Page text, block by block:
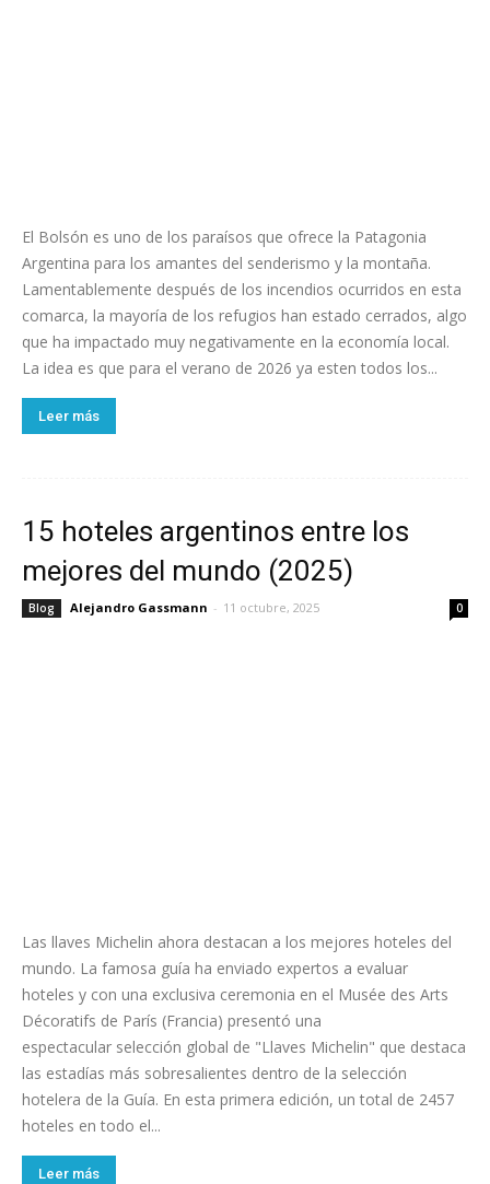
El Bolsón es uno de los paraísos que ofrece la Patagonia
Argentina para los amantes del senderismo y la montaña.
Lamentablemente después de los incendios ocurridos en esta
comarca, la mayoría de los refugios han estado cerrados, algo
que ha impactado muy negativamente en la economía local.
La idea es que para el verano de 2026 ya esten todos los...
Leer más
15 hoteles argentinos entre los
mejores del mundo (2025)
Blog Alejandro Gassmann - 11 octubre, 2025 0
Las llaves Michelin ahora destacan a los mejores hoteles del
mundo. La famosa guía ha enviado expertos a evaluar
hoteles y con una exclusiva ceremonia en el Musée des Arts
Décoratifs de París (Francia) presentó una
espectacular selección global de "Llaves Michelin" que destaca
las estadías más sobresalientes dentro de la selección
hotelera de la Guía. En esta primera edición, un total de 2457
hoteles en todo el...
Leer más